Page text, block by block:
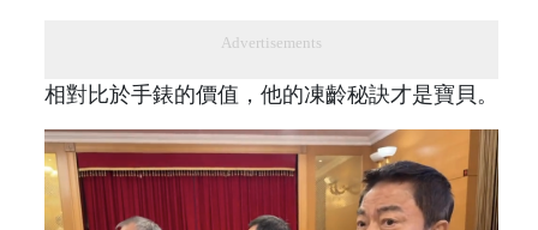
Advertisements
相對比於手錶的價值，他的凍齡秘訣才是寶貝。